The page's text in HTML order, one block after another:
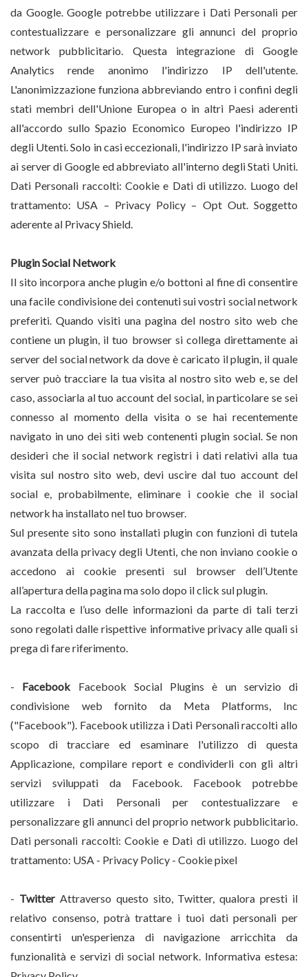
da Google. Google potrebbe utilizzare i Dati Personali per
contestualizzare e personalizzare gli annunci del proprio
network pubblicitario. Questa integrazione di Google
Analytics rende anonimo l'indirizzo IP dell'utente.
L'anonimizzazione funziona abbreviando entro i confini degli
stati membri dell'Unione Europea o in altri Paesi aderenti
all'accordo sullo Spazio Economico Europeo l'indirizzo IP
degli Utenti. Solo in casi eccezionali, l'indirizzo IP sarà inviato
ai server di Google ed abbreviato all'interno degli Stati Uniti.
Dati Personali raccolti: Cookie e Dati di utilizzo. Luogo del
trattamento: USA – Privacy Policy – Opt Out. Soggetto
aderente al Privacy Shield.
Plugin Social Network
Il sito incorpora anche plugin e/o bottoni al fine di consentire
una facile condivisione dei contenuti sui vostri social network
preferiti. Quando visiti una pagina del nostro sito web che
contiene un plugin, il tuo browser si collega direttamente ai
server del social network da dove è caricato il plugin, il quale
server può tracciare la tua visita al nostro sito web e, se del
caso, associarla al tuo account del social, in particolare se sei
connesso al momento della visita o se hai recentemente
navigato in uno dei siti web contenenti plugin social. Se non
desideri che il social network registri i dati relativi alla tua
visita sul nostro sito web, devi uscire dal tuo account del
social e, probabilmente, eliminare i cookie che il social
network ha installato nel tuo browser.
Sul presente sito sono installati plugin con funzioni di tutela
avanzata della privacy degli Utenti, che non inviano cookie o
accedono ai cookie presenti sul browser dell’Utente
all’apertura della pagina ma solo dopo il click sul plugin.
La raccolta e l’uso delle informazioni da parte di tali terzi
sono regolati dalle rispettive informative privacy alle quali si
prega di fare riferimento.
- FacebookFacebook Social Plugins è un servizio di
condivisione web fornito da Meta Platforms, Inc
("Facebook"). Facebook utilizza i Dati Personali raccolti allo
scopo di tracciare ed esaminare l'utilizzo di questa
Applicazione, compilare report e condividerli con gli altri
servizi sviluppati da Facebook. Facebook potrebbe
utilizzare i Dati Personali per contestualizzare e
personalizzare gli annunci del proprio network pubblicitario.
Dati personali raccolti: Cookie e Dati di utilizzo. Luogo del
trattamento: USA - Privacy Policy - Cookie pixel
- TwitterAttraverso questo sito, Twitter, qualora presti il
relativo consenso, potrà trattare i tuoi dati personali per
consentirti un'esperienza di navigazione arricchita da
funzionalità e servizi di social network. Informativa estesa: